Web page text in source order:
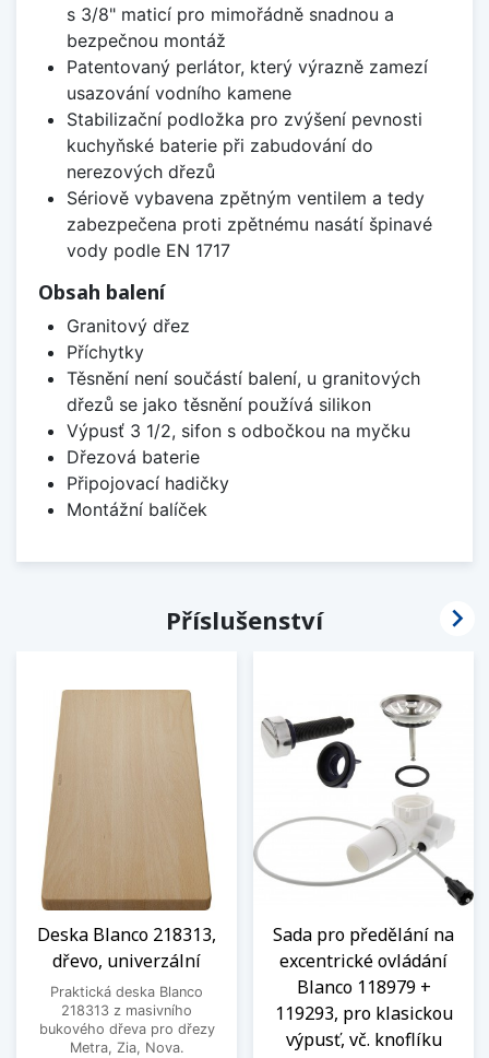
s 3/8" maticí pro mimořádně snadnou a
bezpečnou montáž
Patentovaný perlátor, který výrazně zamezí
usazování vodního kamene
Stabilizační podložka pro zvýšení pevnosti
kuchyňské baterie při zabudování do
nerezových dřezů
Sériově vybavena zpětným ventilem a tedy
zabezpečena proti zpětnému nasátí špinavé
vody podle EN 1717
Obsah balení
Granitový dřez
Příchytky
Těsnění není součástí balení, u granitových
dřezů se jako těsnění používá silikon
Výpusť 3 1/2, sifon s odbočkou na myčku
Dřezová baterie
Připojovací hadičky
Montážní balíček
Příslušenství
Deska Blanco 218313,
dřevo, univerzální
Praktická deska Blanco
218313 z masivního
bukového dřeva pro dřezy
Metra, Zia, Nova.
Sada pro předělání na
excentrické ovládání
Blanco 118979 +
119293, pro klasickou
výpusť, vč. knoflíku
